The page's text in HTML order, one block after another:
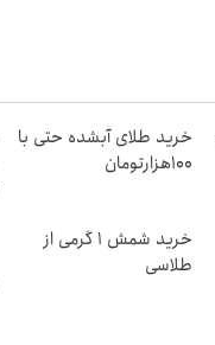
خرید طلای آبشده حتی با
۱۰۰هزارتومان
خرید شمش 1 گرمی از
طلاسی